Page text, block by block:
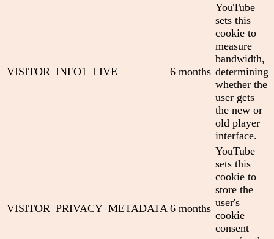
VISITOR_INFO1_LIVE 6 months
YouTube
sets this
cookie to
measure
bandwidth,
determining
whether the
user gets
the new or
old player
interface.
VISITOR_PRIVACY_METADATA 6 months
YouTube
sets this
cookie to
store the
user's
cookie
consent